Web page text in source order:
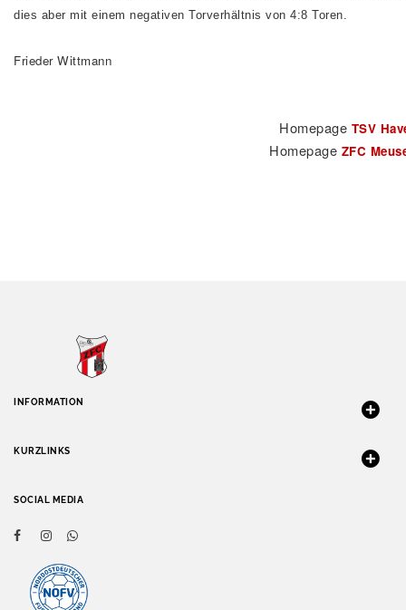
dies aber mit einem negativen Torverhältnis von 4:8 Toren.
Frieder Wittmann
Homepage TSV
Homepage ZFC
INFORMATION
KURZLINKS
SOCIAL MEDIA